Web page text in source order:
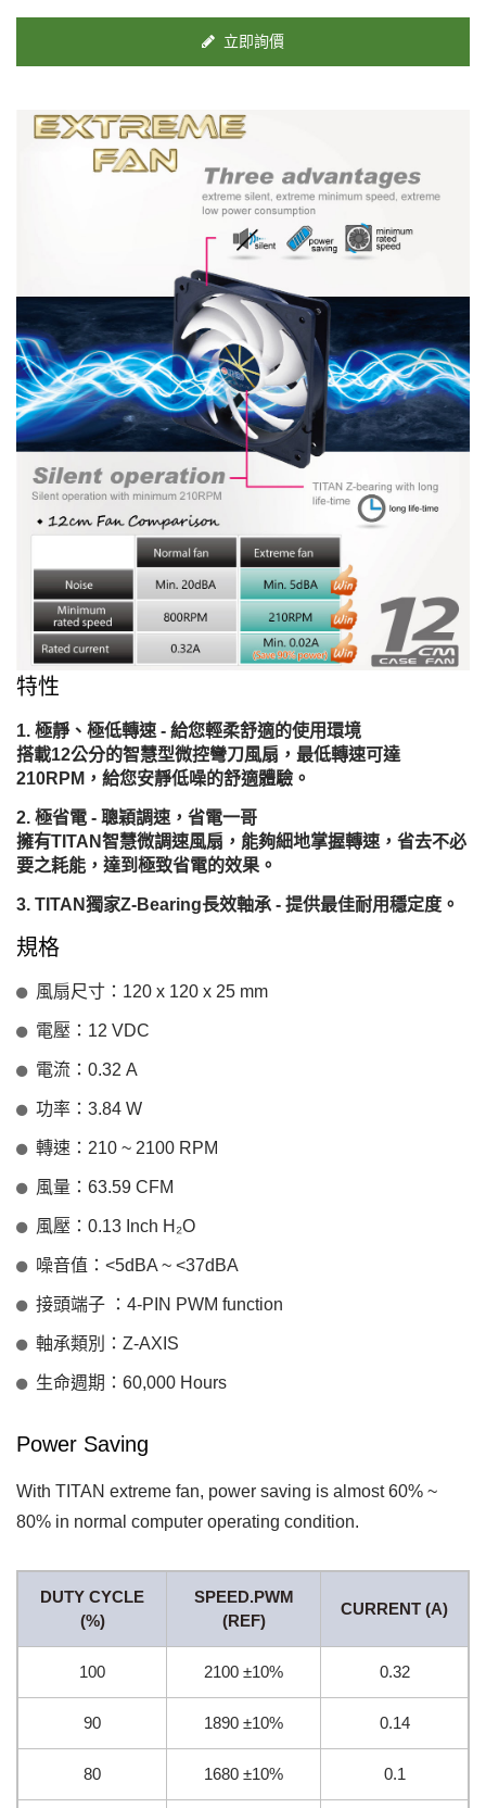
立即詢價
特性
極靜、極低轉速 - 給您輕柔舒適的使用環境
搭載12公分的智慧型微控彎刀風扇，最低轉速可達
210RPM，給您安靜低噪的舒適體驗。
極省電 - 聰穎調速，省電一哥
擁有TITAN智慧微調速風扇，能夠細地掌握轉速，省去不必
要之耗能，達到極致省電的效果。
TITAN獨家Z-Bearing長效軸承 - 提供最佳耐用穩定度。
規格
風扇尺寸：120 x 120 x 25 mm
電壓：12 VDC
電流：0.32 A
功率：3.84 W
轉速：210 ~ 2100 RPM
風量：63.59 CFM
風壓：0.13 Inch H₂O
噪音值：<5dBA ~ <37dBA
接頭端子 ：4-PIN PWM function
軸承類別：Z-AXIS
生命週期：60,000 Hours
Power Saving
With TITAN extreme fan, power saving is almost 60% ~
80% in normal computer operating condition.
DUTY CYCLE
(%)
SPEED.PWM
(REF)
CURRENT (A)
100 2100 ±10% 0.32
90 1890 ±10% 0.14
80 1680 ±10% 0.1